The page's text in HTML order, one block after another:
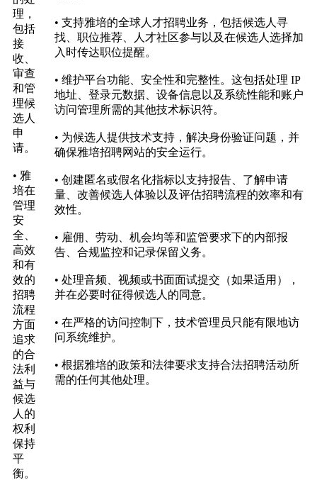
理，
包括
接
收、
审查
和管
理候
选人
申
请。
• 雅
培在
管理
安
全、
高效
和有
效的
招聘
流程
方面
追求
的合
法利
益与
候选
人的
权利
保持
平
衡。
• 支持雅培的全球人才招聘业务，包括候选人寻
找、职位推荐、人才社区参与以及在候选人选择加
入时传达职位提醒。
• 维护平台功能、安全性和完整性。这包括处理 IP
地址、登录元数据、设备信息以及系统性能和账户
访问管理所需的其他技术标识符。
• 为候选人提供技术支持，解决身份验证问题，并
确保雅培招聘网站的安全运行。
• 创建匿名或假名化指标以支持报告、了解申请
量、改善候选人体验以及评估招聘流程的效率和有
效性。
• 雇佣、劳动、机会均等和监管要求下的内部报
告、合规监控和记录保留义务。
• 处理音频、视频或书面面试提交（如果适用），
并在必要时征得候选人的同意。
• 在严格的访问控制下，技术管理员只能有限地访
问系统维护。
• 根据雅培的政策和法律要求支持合法招聘活动所
需的任何其他处理。